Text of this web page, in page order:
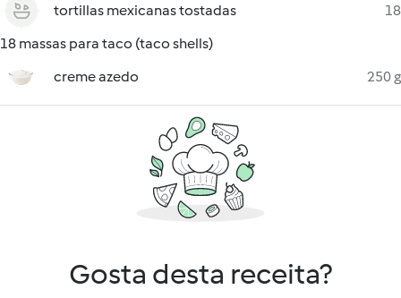
tortillas mexicanas tostadas
18
18 massas para taco (taco shells)
creme azedo
250 g
Gosta desta receita?